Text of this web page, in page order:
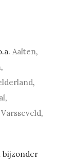
Aalten,
,
,
,
Varsseveld,
bijzonder